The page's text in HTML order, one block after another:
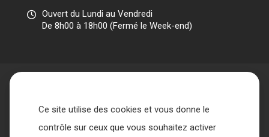
Ouvert du Lundi au Vendredi
De 8h00 à 18h00 (Fermé le Week-end)
Accueil
Ce site utilise des cookies et vous donne le
contrôle sur ceux que vous souhaitez activer